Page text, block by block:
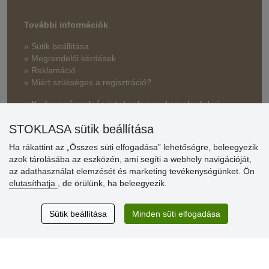
További információk
» Sütik beállítása
» Megrendelői kérdések
» Reklamáció
» Miért szükséges a regisztráció?
» Kedvezmények és jutalmak nagykereskedelmi
Vásárlók
Excellent service
STOKLASA sütik beállítása
Ha rákattint az „Összes süti elfogadása” lehetőségre, beleegyezik
azok tárolásába az eszközén, ami segíti a webhely navigációját,
az adathasználat elemzését és marketing tevékenységünket. Ön
elutasíthatja
, de örülünk, ha beleegyezik.
Sütik beállítása Minden süti elfogadása